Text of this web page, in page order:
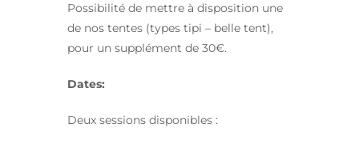
Possibilité de mettre à disposition une
de nos tentes (types tipi – belle tent),
pour un supplément de 30€.
Dates:
Deux sessions disponibles :